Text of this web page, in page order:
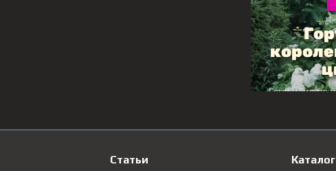
Статьи Каталог